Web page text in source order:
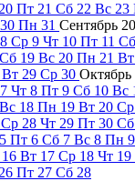
20 Пт 21 Сб 22 Вс 23
30 Пн 31 Сентябрь
8 Ср 9 Чт 10 Пт 11 Сб
Сб 19 Вс 20 Пн 21 Вт
Вт 29 Ср 30 Октябрь
7 Чт 8 Пт 9 Сб 10 Вс
Вс 18 Пн 19 Вт 20 Ср
Ср 28 Чт 29 Пт 30 Сб
5 Пт 6 Сб 7 Вс 8 Пн 9
16 Вт 17 Ср 18 Чт 19
26 Пт 27 Сб 28